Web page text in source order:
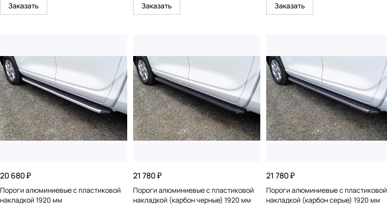
Заказать Заказать Заказать
20 680 ₽
Пороги алюминиевые с пластиковой
накладкой 1920 мм
21 780 ₽
Пороги алюминиевые с пластиковой
накладкой (карбон черные) 1920 мм
21 780 ₽
Пороги алюминиевые с пластиковой
накладкой (карбон серые) 1920 мм